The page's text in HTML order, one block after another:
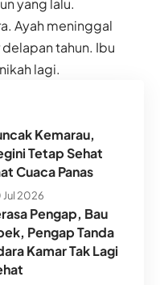
yang lalu.
Ayah meninggal
tahun. Ibu
lagi.
Kemarau,
Tetap Sehat
Cuaca Panas
Jul 2026
Pengap, Bau
Pengap Tanda
Kamar Tak Lagi